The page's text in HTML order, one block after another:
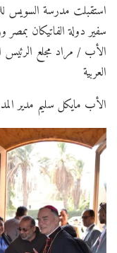
استقبلت مدرسة السويس
سفير دولة الفاتيكان
الأب / مراد مجلع الرئيس
العربية
الأب مايكل سليم مدير